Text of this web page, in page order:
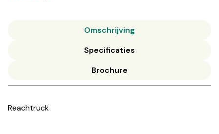
Omschrijving
Specificaties
Brochure
Reachtruck